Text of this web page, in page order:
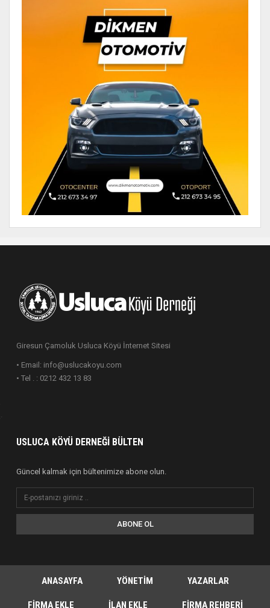
Giresun Çamoluk Usluca Köyü İnternet Sitesi
• Email: info@uslucakoyu.com
• Tel . : 0212 432 13 83
USLUCA KÖYÜ DERNEĞI BÜLTEN
Güncel kalmak için bültenimize abone olun.
ABONE OL
ANASAYFA YÖNETIM YAZARLAR
FIRMA EKLE İLAN EKLE FIRMA REHBERI